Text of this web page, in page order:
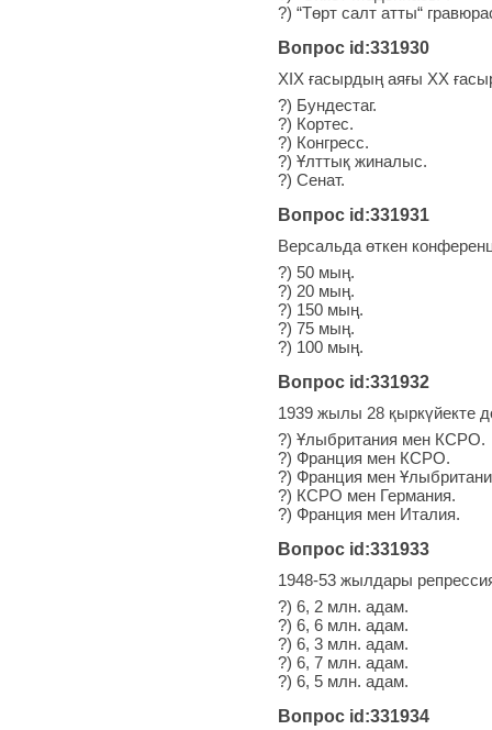
?) “Төрт салт атты“
Вопрос id:331930
XIX ғасырдың аяғы ХХ
?) Бундестаг.
?) Кортес.
?) Конгресс.
?) Ұлттық жиналыс.
?) Сенат.
Вопрос id:331931
Версальда өткен
?) 50 мың.
?) 20 мың.
?) 150 мың.
?) 75 мың.
?) 100 мың.
Вопрос id:331932
1939 жылы 28 қыркүйекте
?) Ұлыбритания мен КСРО.
?) Франция мен КСРО.
?) Франция мен
?) КСРО мен Германия.
?) Франция мен Италия.
Вопрос id:331933
1948-53 жылдары
?) 6, 2 млн. адам.
?) 6, 6 млн. адам.
?) 6, 3 млн. адам.
?) 6, 7 млн. адам.
?) 6, 5 млн. адам.
Вопрос id:331934